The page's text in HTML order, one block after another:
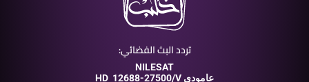
تردد البث الفضائي:
NILESAT
HD
12688-27500/V عامودي